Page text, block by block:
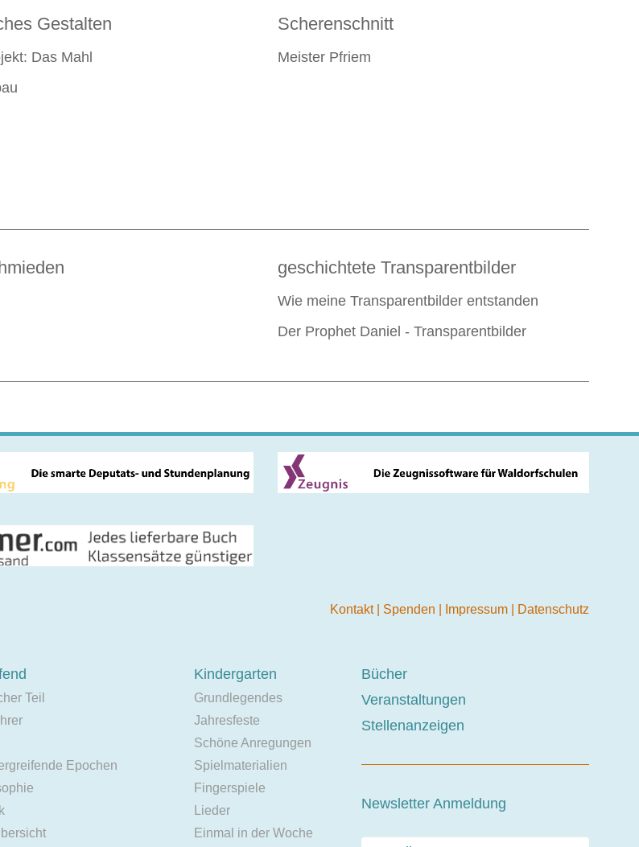
Gestalten
Das Mahl
Scherenschnitt
Meister Pfriem
geschichtete Transparentbilder
Wie meine Transparentbilder entstanden
Der Prophet Daniel - Transparentbilder
Kontakt Spenden Impressum Datenschutz
Teil
Epochen
Kindergarten
Grundlegendes
Jahresfeste
Schöne Anregungen
Spielmaterialien
Fingerspiele
Lieder
Einmal in der Woche
Bücher
Veranstaltungen
Stellenanzeigen
Newsletter Anmeldung